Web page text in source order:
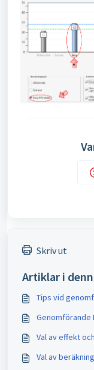
Skriv ut
Artiklar i
Tips vid
Genomförande
Val av effekt
Val av